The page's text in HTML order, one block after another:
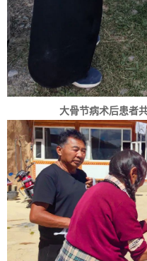
大骨节病术后患者